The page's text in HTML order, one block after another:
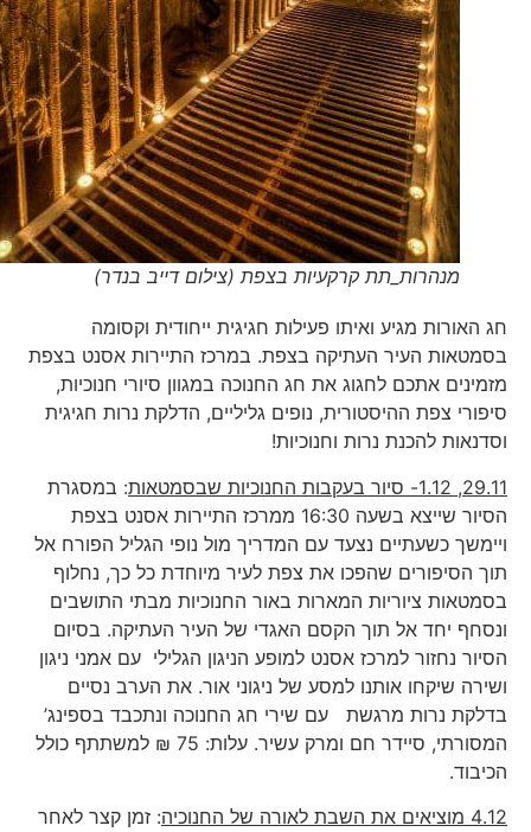
מנהרות_תת קרקעיות בצפת (צילום דייב בנדר)
חג האורות מגיע ואיתו פעילות חגיגית ייחודית וקסומה
בסמטאות העיר העתיקה בצפת. במרכז התיירות אסנט בצפת
מזמינים אתכם לחגוג את חג החנוכה במגוון סיורי חנוכיות,
סיפורי צפת ההיסטורית, נופים גליליים, הדלקת נרות חגיגית
וסדנאות להכנת נרות וחנוכיות!
29.11, 1.12- סיור בעקבות החנוכיות שבסמטאות
: במסגרת
הסיור שייצא בשעה 16:30 ממרכז התיירות אסנט בצפת
ויימשך כשעתיים נצעד עם המדריך מול נופי הגליל הפורח אל
תוך הסיפורים שהפכו את צפת לעיר מיוחדת כל כך, נחלוף
בסמטאות ציוריות המארות באור החנוכיות מבתי התושבים
ונסחף יחד אל תוך הקסם האגדי של העיר העתיקה. בסיום
הסיור נחזור למרכז אסנט למופע הניגון הגלילי עם אמני ניגון
ושירה שיקחו אותנו למסע של ניגוני אור. את הערב נסיים
בדלקת נרות מרגשת עם שירי חג החנוכה ונתכבד בספינג’
המסורתי, סיידר חם ומרק עשיר. עלות: 75 ₪ למשתתף כולל
הכיבוד.
4.12 מוציאים את השבת לאורה של החנוכיה
: זמן קצר לאחר